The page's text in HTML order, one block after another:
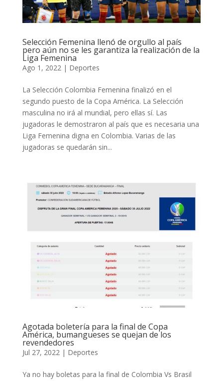
Selección Femenina llenó de orgullo al país
pero aún no se les garantiza la realización de la
Liga Femenina
Ago 1, 2022 | Deportes
La Selección Colombia Femenina finalizó en el
segundo puesto de la Copa América. La Selección
masculina no irá al mundial, pero ellas sí. Las
jugadoras le demostraron al país que es necesaria una
Liga Femenina digna en Colombia. Varias de las
jugadoras se quedarán sin...
Agotada boletería para la final de Copa
América, bumangueses se quejan de los
revendedores
Jul 27, 2022| Deportes
Ya no hay boletas para la final de Colombia Vs Brasil